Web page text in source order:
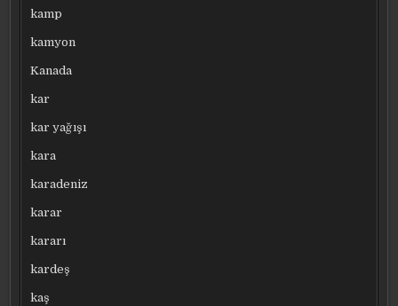
kamp
kamyon
Kanada
kar
kar yağışı
kara
karadeniz
karar
kararı
kardeş
kaş